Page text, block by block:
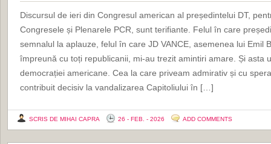
Discursul de ieri din Congresul american al președintelui DT,
Congresele și Plenarele PCR, sunt terifiante. Felul în care
semnalul la aplauze, felul în care JD VANCE, asemenea lui Emil
împreună cu toți republicanii, mi-au trezit amintiri amare. Și asta
democrației americane. Cea la care priveam admirativ și cu
contribuit decisiv la vandalizarea Capitoliului în […]
SCRIS DE MIHAI CAPRA 26 - FEB. - 2026 ADD COMMENTS